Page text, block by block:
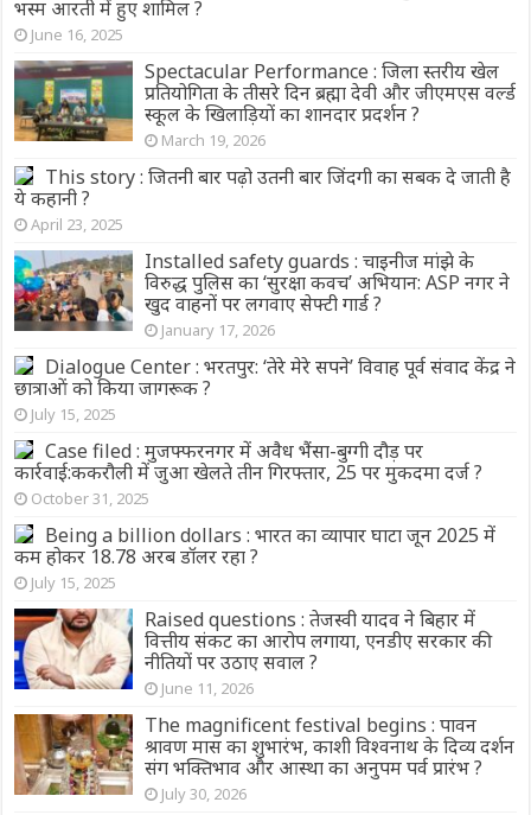
भस्म आरती में हुए शामिल ?
June 16, 2025
Spectacular Performance : जिला स्तरीय खेल
प्रतियोगिता के तीसरे दिन ब्रह्मा देवी और जीएमएस वर्ल्ड
स्कूल के खिलाड़ियों का शानदार प्रदर्शन ?
March 19, 2026
This story : जितनी बार पढ़ो उतनी बार जिंदगी का सबक दे जाती है
ये कहानी ?
April 23, 2025
Installed safety guards : चाइनीज मांझे के
विरुद्ध पुलिस का ‘सुरक्षा कवच’ अभियान: ASP नगर ने
खुद वाहनों पर लगवाए सेफ्टी गार्ड ?
January 17, 2026
Dialogue Center : भरतपुर: ‘तेरे मेरे सपने’ विवाह पूर्व संवाद केंद्र ने
छात्राओं को किया जागरूक ?
July 15, 2025
Case filed : मुजफ्फरनगर में अवैध भैंसा-बुग्गी दौड़ पर
कार्रवाई:ककरौली में जुआ खेलते तीन गिरफ्तार, 25 पर मुकदमा दर्ज ?
October 31, 2025
Being a billion dollars : भारत का व्यापार घाटा जून 2025 में
कम होकर 18.78 अरब डॉलर रहा ?
July 15, 2025
Raised questions : तेजस्वी यादव ने बिहार में
वित्तीय संकट का आरोप लगाया, एनडीए सरकार की
नीतियों पर उठाए सवाल ?
June 11, 2026
The magnificent festival begins : पावन
श्रावण मास का शुभारंभ, काशी विश्वनाथ के दिव्य दर्शन
संग भक्तिभाव और आस्था का अनुपम पर्व प्रारंभ ?
July 30, 2026